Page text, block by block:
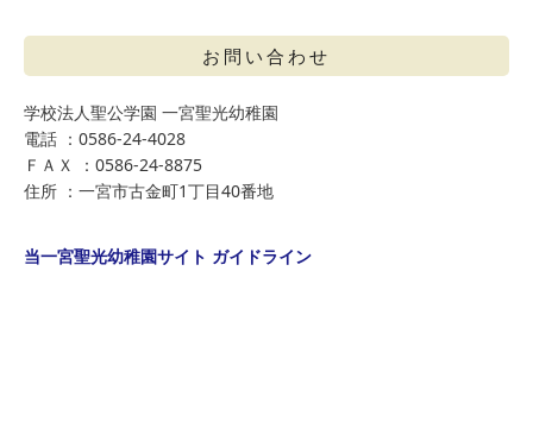
お問い合わせ
学校法人聖公学園 一宮聖光幼稚園
電話 ：0586-24-4028
ＦＡＸ ：0586-24-8875
住所 ：一宮市古金町1丁目40番地
当一宮聖光幼稚園サイト ガイドライン